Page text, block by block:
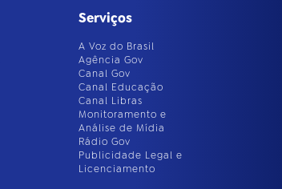
Serviços
A Voz do Brasil
Agência Gov
Canal Gov
Canal Educação
Canal Libras
Monitoramento e
Análise de Mídia
Rádio Gov
Publicidade Legal e
Licenciamento